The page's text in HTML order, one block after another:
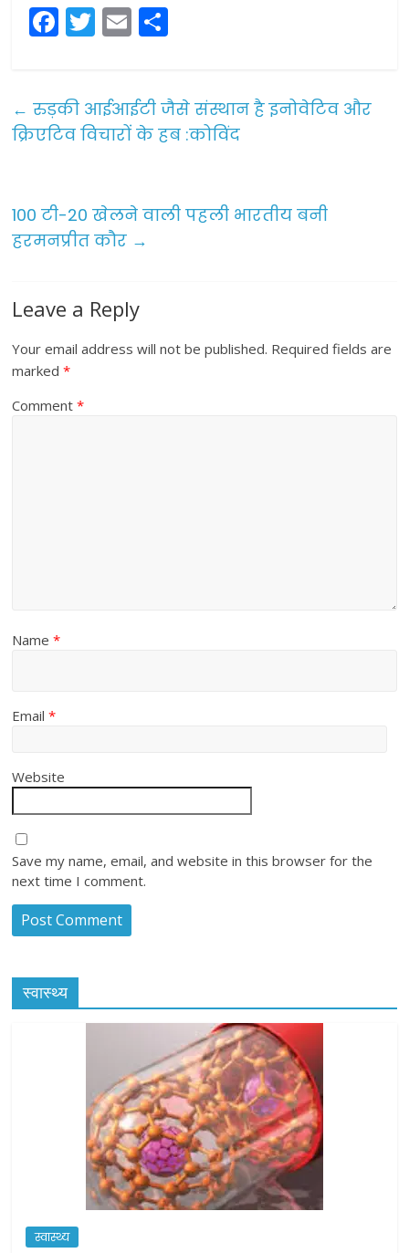
F
a
e
b
k
T
w
er
E
m
l e
← रुड़की आईआईटी जैसे संस्थान है इनोवेटिव और
क्रिएटिव विचारों के हब :कोविंद
100 टी-20 खेलने वाली पहली भारतीय बनी
हरमनप्रीत कौर →
Leave a Reply
Your email address will not be published. Required fields are
marked*
Comment*
Name*
Email*
Website
Save my name, email, and website in this browser for the
next time I comment.
स्वास्थ्य
स्वास्थ्य